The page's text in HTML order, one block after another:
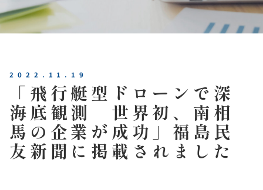
2022.11.19
「飛行艇型ドローンで深
海底観測 世界初、南相
馬の企業が成功」福島民
友新聞に掲載されました